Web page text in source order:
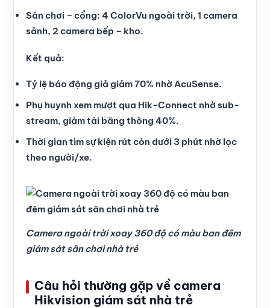
Sân chơi – cổng: 4 ColorVu ngoài trời, 1 camera
sảnh, 2 camera bếp – kho.
Kết quả:
Tỷ lệ báo động giả giảm 70% nhờ AcuSense.
Phụ huynh xem mượt qua Hik-Connect nhờ sub-
stream, giảm tải băng thông 40%.
Thời gian tìm sự kiện rút còn dưới 3 phút nhờ lọc
theo người/xe.
Camera ngoài trời xoay 360 độ có màu ban đêm
giám sát sân chơi nhà trẻ
Câu hỏi thường gặp về camera
Hikvision giám sát nhà trẻ